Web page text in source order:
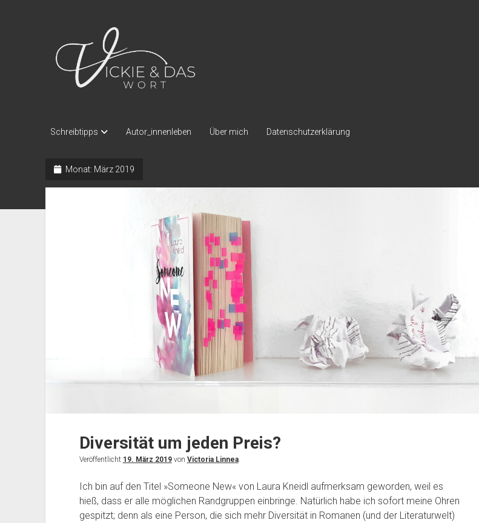
und
das
Schreibtipps Autor_innenleben Über mich Datenschutzerklärung
Monat: März 2019
Diversität um jeden Preis?
Veröffentlicht 19. März 2019von Victoria Linnea.
Ich bin auf den Titel »Someone New« von Laura Kneidl aufmerksam geworden, weil es
hieß, dass er alle möglichen Randgruppen einbringe. Natürlich habe ich sofort meine Ohren
gespitzt; denn als eine Person, die sich mehr Diversität in Romanen (und der Literaturwelt)